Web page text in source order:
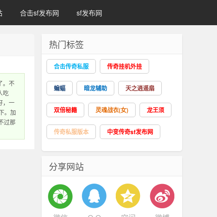
合击sf发布网 sf发布网
。不
吃
，一
。加
过那
热门标签
合击传奇私服 传奇挂机外挂
蝙蝠 暗龙辅助 天之逍遥扇
双倍秘籍 灵魂战衣(女) 龙王须
传奇私服版本 中变传奇sf发布网
分享网站